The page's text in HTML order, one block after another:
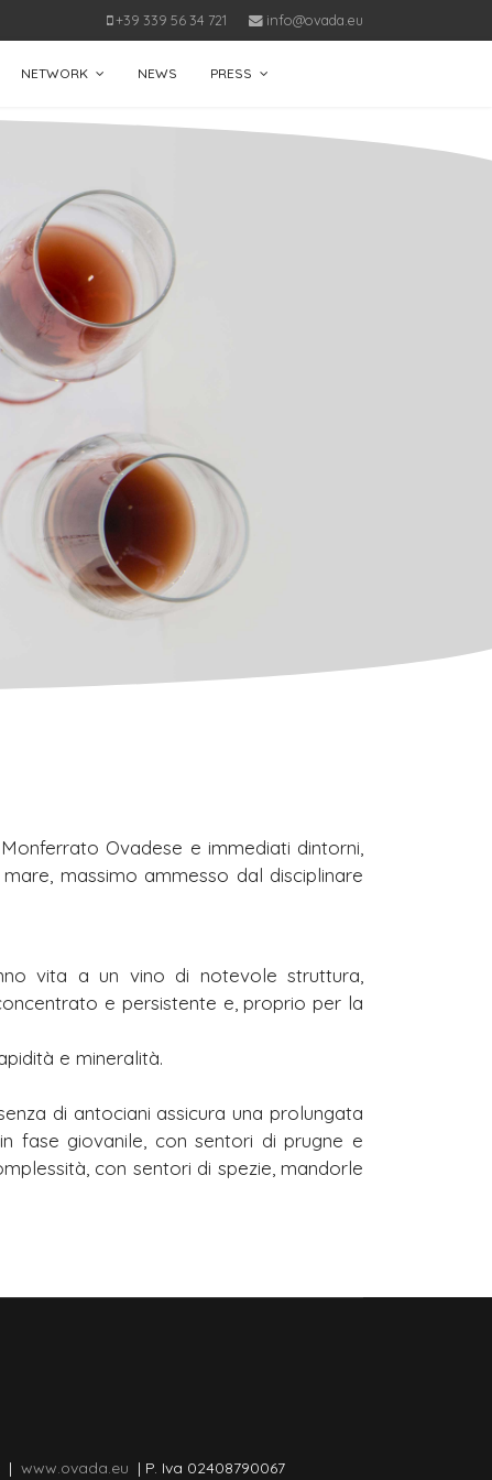
+39 339 56 34 721 info@ovada.eu
NETWORK NEWS PRESS
Ovadese e immediati dintorni,
massimo ammesso dal disciplinare
vita a un vino di notevole struttura,
e persistente e, proprio per la
e mineralità.
di antociani assicura una prolungata
fase giovanile, con sentori di prugne e
con sentori di spezie, mandorle
| www.ovada.eu | P. Iva 02408790067